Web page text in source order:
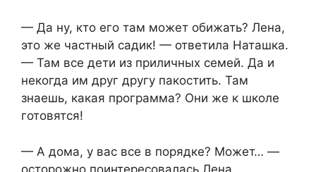
— Да ну, кто его там может обижать? Лена,
это же частный садик! — ответила Наташка.
— Там все дети из приличных семей. Да и
некогда им друг другу пакостить. Там
знаешь, какая программа? Они же к школе
готовятся!
— А дома, у вас все в порядке? Может… —
осторожно поинтересовалась Лена.